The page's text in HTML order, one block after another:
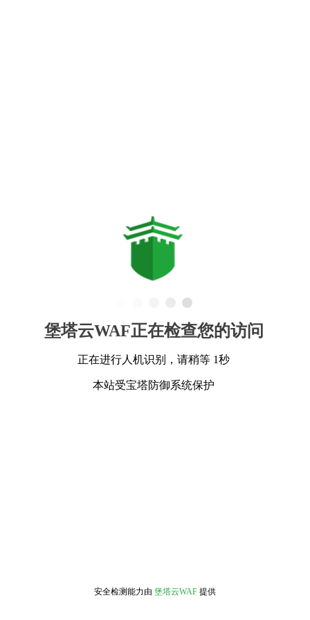
堡塔云WAF正在检查您的访问
正在进行人机识别，请稍等 1秒
本站受宝塔防御系统保护
安全检测能力由 堡塔云WAF 提供